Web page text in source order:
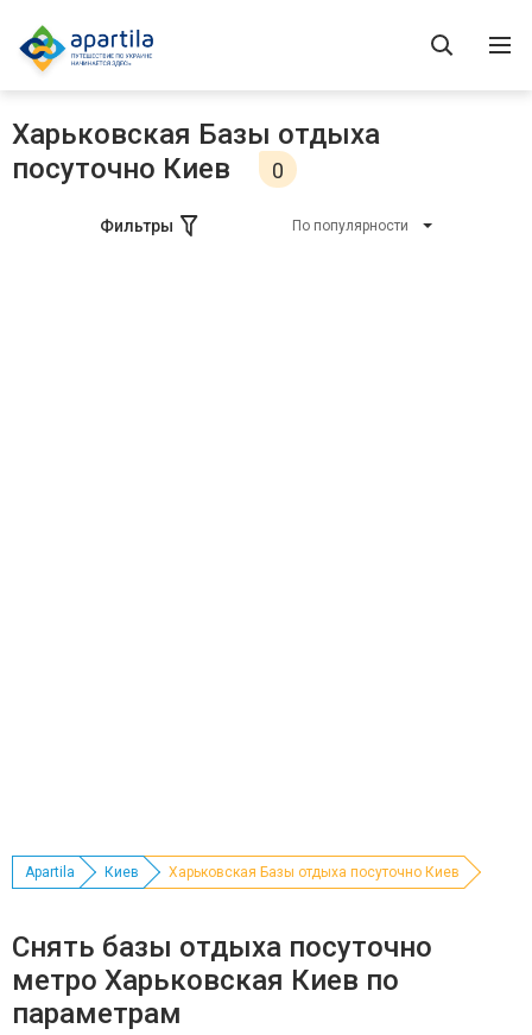
Харьковская Базы отдыха
посуточно Киев
0
Фильтры По популярности
Apartila Киев Харьковская Базы отдыха посуточно Киев
Снять базы отдыха посуточно
метро Харьковская Киев по
параметрам